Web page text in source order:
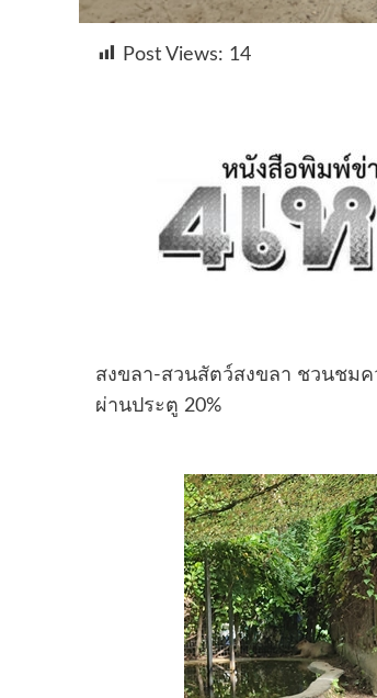
Post Views: 14
สงขลา-สวนสัตว์สงขลา ชวนชม
ผ่านประตู 20%